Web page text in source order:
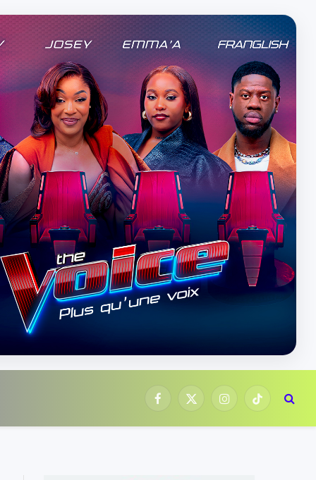
Facebook
X
InstagramTikTok